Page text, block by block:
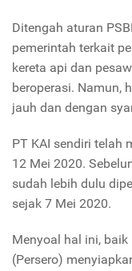
Ditengah aturan
pemerintah terkait
kereta api dan
beroperasi. Namun,
jauh dan dengan
PT KAI sendiri telah
12 Mei 2020. Se
sudah lebih dulu
sejak 7 Mei 2020.
Menyoal hal ini, baik
(Persero)